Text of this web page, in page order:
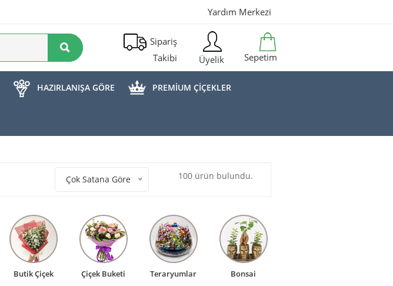
Yardım Merkezi
Sipariş
Takibi
Üyelik Sepetim
HAZIRLANIŞA GÖRE PREMİUM ÇİÇEKLER
Çok Satana Göre 100 ürün bulundu.
Teraryumlar Bonsai Laleler Solmayan Gül